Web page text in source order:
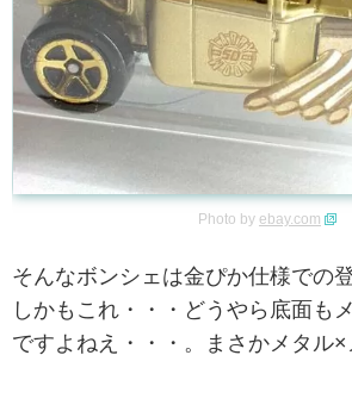
Photo by ebay.com
そんなボンシェは金ぴか仕様での登
しかもこれ・・・どうやら底面も
ですよねえ・・・。まさかメタル×